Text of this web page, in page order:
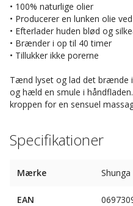
• 100% naturlige olier
• Producerer en lunken olie
• Efterlader huden blød og
• Brænder i op til 40 timer
• Tillukker ikke porerne
Tænd lyset og lad det brænde
og hæld en smule i
kroppen for en sensuel
Specifikationer
Mærke Shunga
EAN